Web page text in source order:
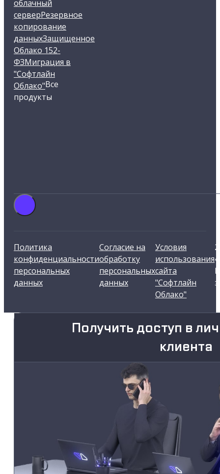
облачный
серверРезервное
копирование
данныхЗащищенное
Облако 152-
ФЗМиграция в
"Софтлайн
Облако"Все
продукты
Политика
конфиденциальности
персональных
данных
Согласие на
обработку
персональных
данных
Условия
использования
сайта
"Софтлайн
Облако"
Получить доступ в
клиента